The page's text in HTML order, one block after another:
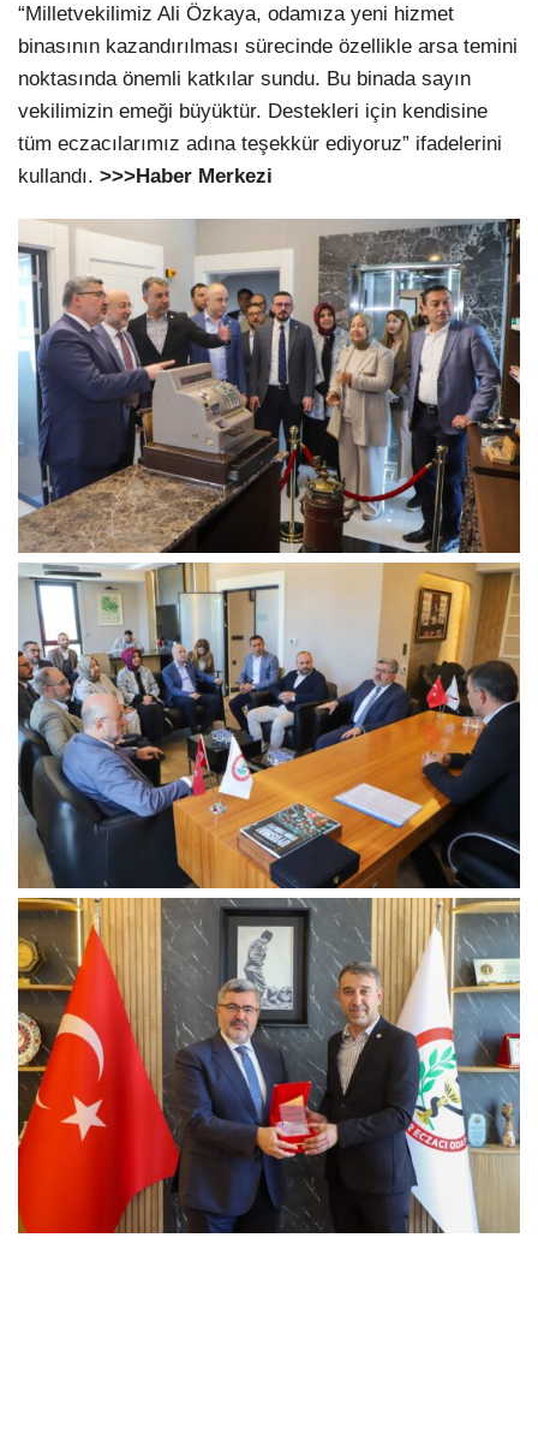
“Milletvekilimiz Ali Özkaya, odamıza yeni hizmet
binasının kazandırılması sürecinde özellikle arsa temini
noktasında önemli katkılar sundu. Bu binada sayın
vekilimizin emeği büyüktür. Destekleri için kendisine
tüm eczacılarımız adına teşekkür ediyoruz” ifadelerini
kullandı. >>>Haber Merkezi